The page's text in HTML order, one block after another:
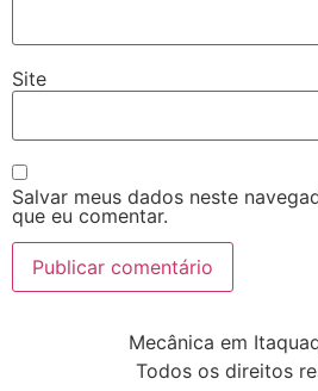
Site
Salvar meus dados neste
que eu comentar.
Mecânica em
Todos os direitos